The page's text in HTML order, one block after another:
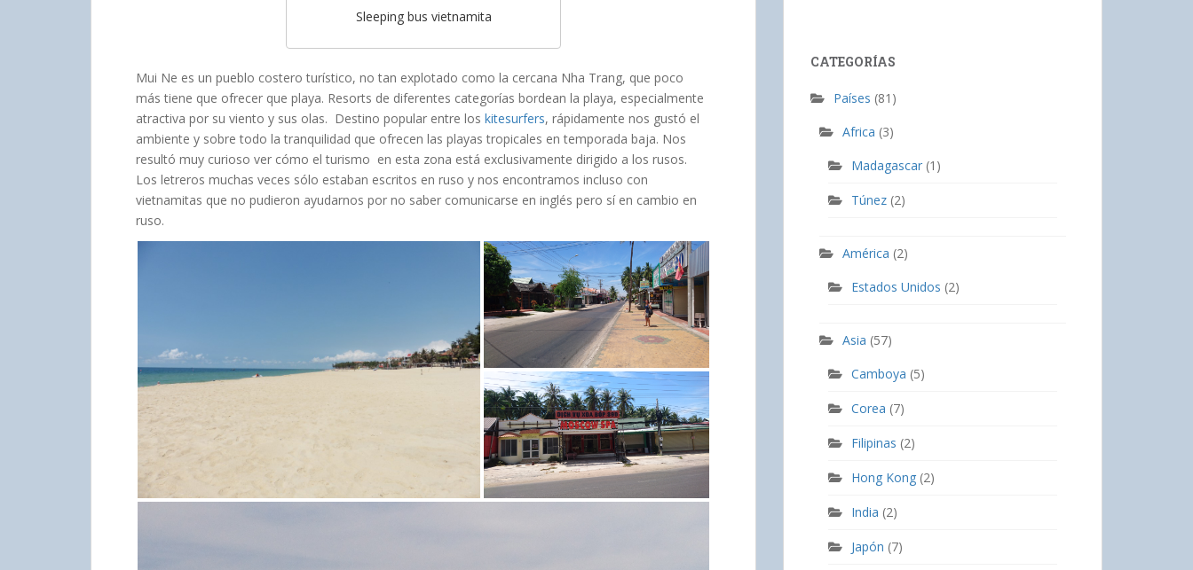
Sleeping bus vietnamita
Mui Ne es un pueblo costero turístico, no tan explotado como la cercana Nha Trang, que poco
más tiene que ofrecer que playa. Resorts de diferentes categorías bordean la playa, especialmente
atractiva por su viento y sus olas. Destino popular entre los kitesurfers, rápidamente nos gustó el
ambiente y sobre todo la tranquilidad que ofrecen las playas tropicales en temporada baja. Nos
resultó muy curioso ver cómo el turismo en esta zona está exclusivamente dirigido a los rusos.
Los letreros muchas veces sólo estaban escritos en ruso y nos encontramos incluso con
vietnamitas que no pudieron ayudarnos por no saber comunicarse en inglés pero sí en cambio en
ruso.
CATEGORÍAS
Países (81)
Africa (3)
Madagascar (1)
Túnez (2)
América (2)
Estados Unidos (2)
Asia (57)
Camboya (5)
Corea (7)
Filipinas (2)
Hong Kong (2)
India (2)
Japón (7)